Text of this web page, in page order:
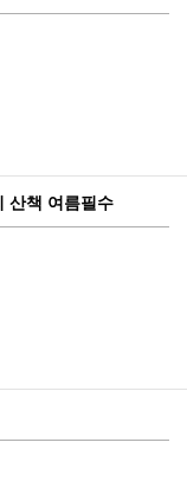
산책 여름필수